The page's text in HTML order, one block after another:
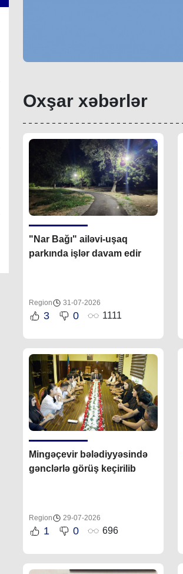
Oxşar xəbərlər
"Nar Bağı" ailəvi-uşaq
parkında işlər davam edir
Region 31-07-2026
3 0 1111
Mingəçevir bələdiyyəsində
gənclərlə görüş keçirilib
Region 29-07-2026
1 0 696